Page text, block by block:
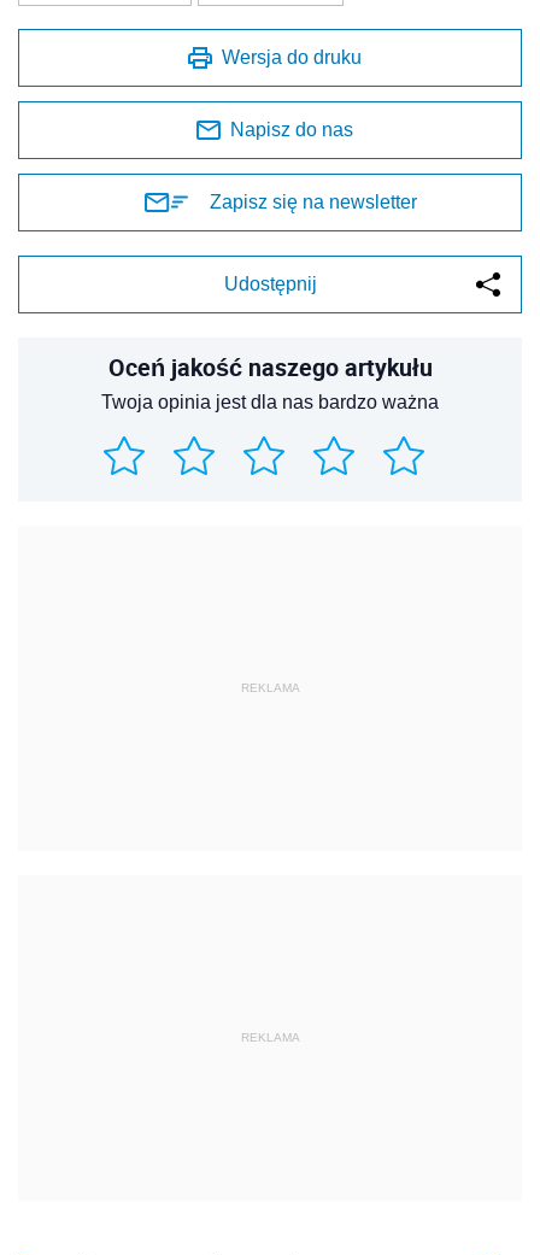
Wersja do druku
Napisz do nas
Zapisz się na newsletter
Udostępnij
Oceń jakość naszego artykułu
Twoja opinia jest dla nas bardzo ważna
REKLAMA
REKLAMA